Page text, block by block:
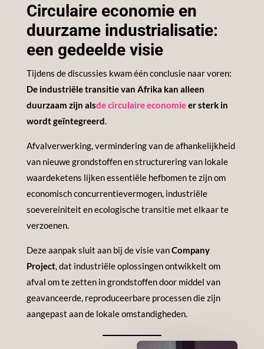
Circulaire economie en
duurzame industrialisatie:
een gedeelde visie
Tijdens de discussies kwam één conclusie naar voren:
De industriële transitie van Afrika kan alleen
duurzaam zijn alsde circulaire economieer sterk in
wordt geïntegreerd.
Afvalverwerking, vermindering van de afhankelijkheid
van nieuwe grondstoffen en structurering van lokale
waardeketens lijken essentiële hefbomen te zijn om
economisch concurrentievermogen, industriële
soevereiniteit en ecologische transitie met elkaar te
verzoenen.
Deze aanpak sluit aan bij de visie vanCompany
Project, dat industriële oplossingen ontwikkelt om
afval om te zetten in grondstoffen door middel van
geavanceerde, reproduceerbare processen die zijn
aangepast aan de lokale omstandigheden.